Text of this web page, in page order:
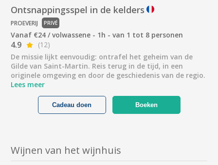
Ontsnappingsspel in de kelders
PROEVERIJ PRIVÉ
Vanaf €24 / volwassene - 1h - van 1 tot 8 personen
4.9
(12)
De missie lijkt eenvoudig: ontrafel het geheim van de
Gilde van Saint-Martin. Reis terug in de tijd, in een
originele omgeving en door de geschiedenis van de regio.
Lees meer
Boeken
Cadeau doen
Wijnen van het wijnhuis